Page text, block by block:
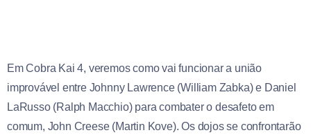
Em Cobra Kai 4, veremos como vai funcionar a união
improvável entre Johnny Lawrence (William Zabka) e Daniel
LaRusso (Ralph Macchio) para combater o desafeto em
comum, John Creese (Martin Kove). Os dojos se confrontarão